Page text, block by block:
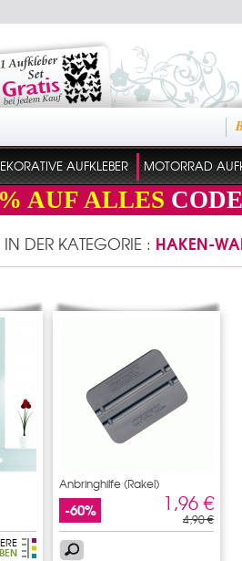
AUFKLEBER MOTORRAD
AUF ALLES CODE
DER KATEGORIE : HAKEN-
Anbringhilfe (Rakel)
-60% 1,96 €
4,90 €